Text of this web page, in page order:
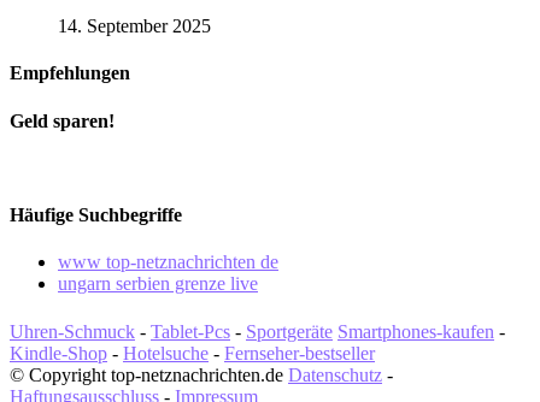
14. September 2025
Empfehlungen
Geld sparen!
Häufige Suchbegriffe
www top-netznachrichten de
ungarn serbien grenze live
Uhren-Schmuck - Tablet-Pcs - Sportgeräte Smartphones-kaufen -
Kindle-Shop - Hotelsuche - Fernseher-bestseller
© Copyright top-netznachrichten.de Datenschutz -
Haftungsausschluss - Impressum